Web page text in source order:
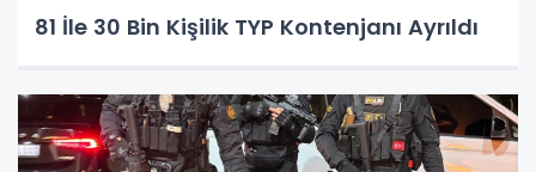
81 İle 30 Bin Kişilik TYP Kontenjanı Ayrıldı